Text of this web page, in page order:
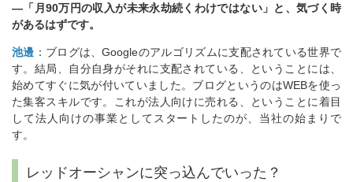
―「月90万円の収入が未来永劫続くわけではない」と、気づく時
があるはずです。
池邊 ：ブログは、Googleのアルゴリズムに支配されている世界で
す。結局、自分自身がそれに支配されている、ということには、
始めてすぐに気が付いていました。ブログというのはWEBを使っ
た集客スキルです。これが法人向けに売れる、ということに着目
して法人向けの事業としてスタートしたのが、当社の始まりで
す。
レッドオーシャンに突っ込んでいった？